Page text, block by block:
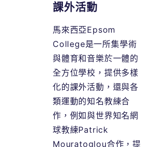
課外活動
馬來西亞Epsom
College是一所集學術
與體育和音樂於一體的
全方位學校， 提供多樣
化的課外活動，還與各
類運動的知名教練合
作，例如與世界知名網
球教練Patrick
Mouratoglou合作，提